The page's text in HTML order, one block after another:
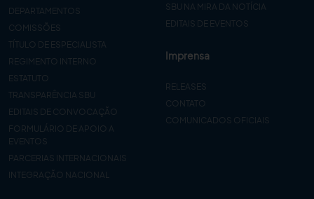
DEPARTAMENTOS
COMISSÕES
TÍTULO DE ESPECIALISTA
REGIMENTO INTERNO
ESTATUTO
TRANSPARÊNCIA SBU
EDITAIS DE CONVOCAÇÃO
FORMULÁRIO DE APOIO A
EVENTOS
PARCERIAS INTERNACIONAIS
INTEGRAÇÃO NACIONAL
SBU NA MIRA DA NOTÍCIA
EDITAIS DE EVENTOS
Imprensa
RELEASES
CONTATO
COMUNICADOS OFICIAIS